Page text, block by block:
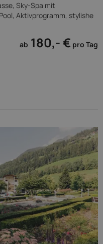
Sky-Spa mit
Aktivprogramm, stylishe
ab 180,- € pro Tag